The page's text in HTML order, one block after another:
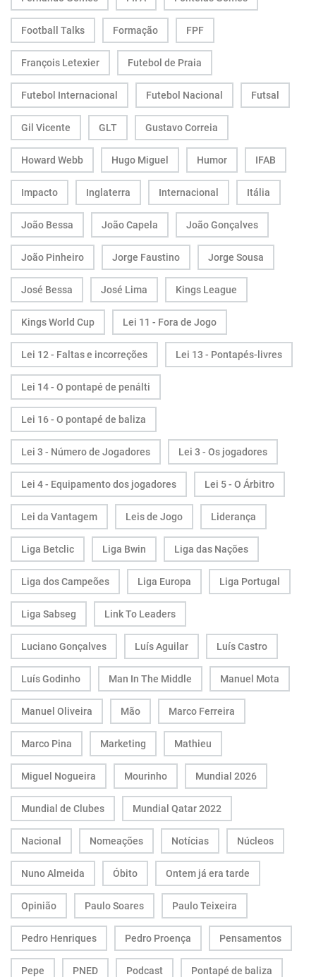
Football Talks Formação FPF
François Letexier Futebol de Praia
Futebol Internacional Futebol Nacional Futsal
Gil Vicente GLT Gustavo Correia
Howard Webb Hugo Miguel Humor IFAB
Impacto Inglaterra Internacional Itália
João Bessa João Capela João Gonçalves
João Pinheiro Jorge Faustino Jorge Sousa
José Bessa José Lima Kings League
Kings World Cup Lei 11 - Fora de Jogo
Lei 12 - Faltas e incorreções Lei 13 - Pontapés-livres
Lei 14 - O pontapé de penálti
Lei 16 - O pontapé de baliza
Lei 3 - Número de Jogadores Lei 3 - Os jogadores
Lei 4 - Equipamento dos jogadores Lei 5 - O Árbitro
Lei da Vantagem Leis de Jogo Liderança
Liga Betclic Liga Bwin Liga das Nações
Liga dos Campeões Liga Europa Liga Portugal
Liga Sabseg Link To Leaders
Luciano Gonçalves Luís Aguilar Luís Castro
Luís Godinho Man In The Middle Manuel Mota
Manuel Oliveira Mão Marco Ferreira
Marco Pina Marketing Mathieu
Miguel Nogueira Mourinho Mundial 2026
Mundial de Clubes Mundial Qatar 2022
Nacional Nomeações Notícias Núcleos
Nuno Almeida Óbito Ontem já era tarde
Opinião Paulo Soares Paulo Teixeira
Pedro Henriques Pedro Proença Pensamentos
Pepe PNED Podcast Pontapé de baliza